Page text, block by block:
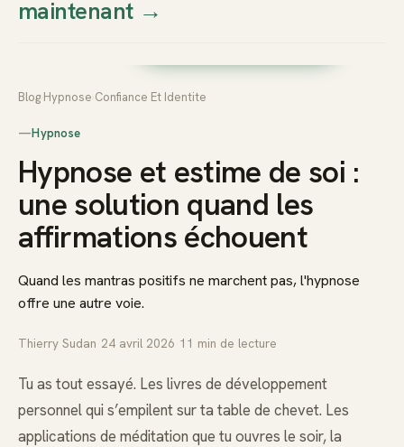
Thierry
Prendre rendez-vous dès
maintenant→
Blog Hypnose Confiance Et Identite
—Hypnose
Hypnose et estime de soi :
une solution quand les
affirmations échouent
Quand les mantras positifs ne marchent pas, l'hypnose
offre une autre voie.
Thierry Sudan 24 avril 2026 11 min de lecture
Tu as tout essayé. Les livres de développement
personnel qui s’empilent sur ta table de chevet. Les
applications de méditation que tu ouvres le soir, la